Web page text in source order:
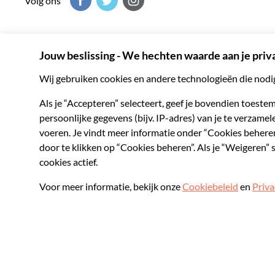
Musement helpt je het beste uit elke bestemming te halen
onvergetelijke activiteiten over de hele wereld.